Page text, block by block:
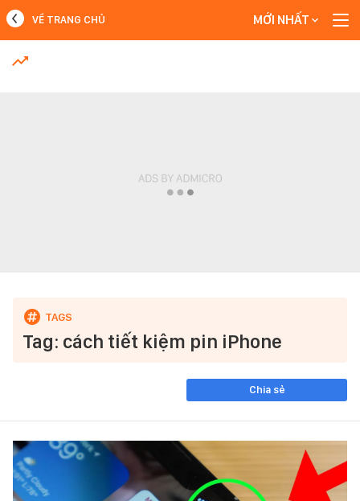
MỚI NHẤT
VỀ TRANG CHỦ MỚI NHẤT
Tag: cách tiết kiệm pin iPhone
Chia sẻ